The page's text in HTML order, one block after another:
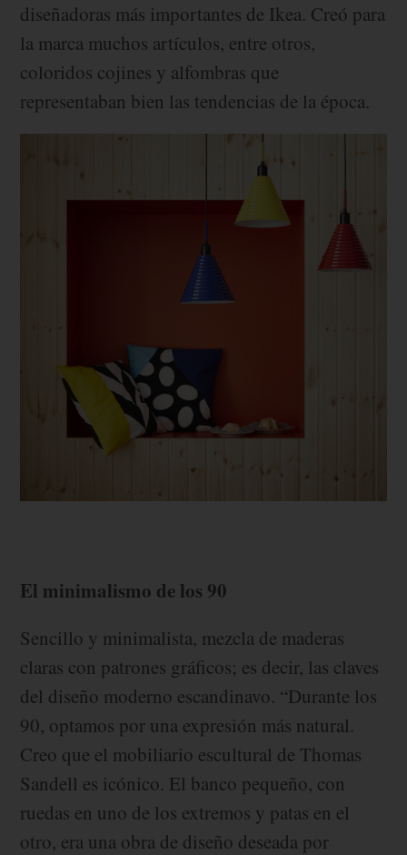
diseñadoras más importantes de Ikea. Creó para
la marca muchos artículos, entre otros,
coloridos cojines y alfombras que
representaban bien las tendencias de la época.
El minimalismo de los 90
Sencillo y minimalista, mezcla de maderas
claras con patrones gráficos; es decir, las claves
del diseño moderno escandinavo. “Durante los
90, optamos por una expresión más natural.
Creo que el mobiliario escultural de Thomas
Sandell es icónico. El banco pequeño, con
ruedas en uno de los extremos y patas en el
otro, era una obra de diseño deseada por